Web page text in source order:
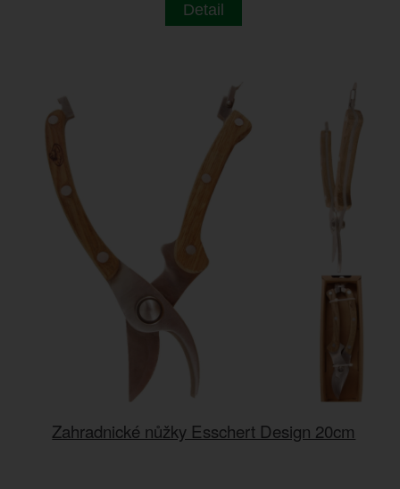
Detail
Zahradnické nůžky Esschert Design 20cm